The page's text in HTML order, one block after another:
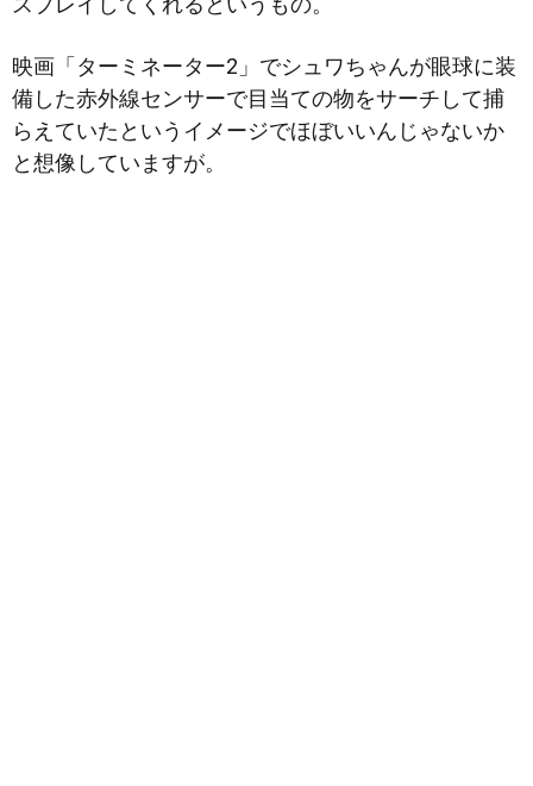
映画「ターミネーター2」でシュワちゃんが眼球に装
備した赤外線センサーで目当ての物をサーチして捕
らえていたというイメージでほぼいいんじゃないか
と想像していますが。